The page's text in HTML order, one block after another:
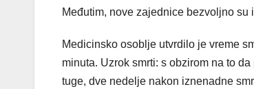
Međutim, nove zajednice bezvoljno
Medicinsko osoblje utvrdilo je vreme
minuta. Uzrok smrti: s obzirom na to
tuge, dve nedelje nakon iznenadne